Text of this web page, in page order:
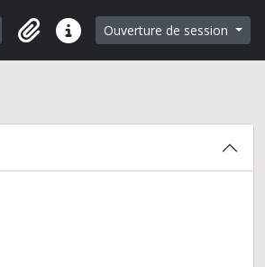
Search in browse page
Liens rapidesOuverture de session